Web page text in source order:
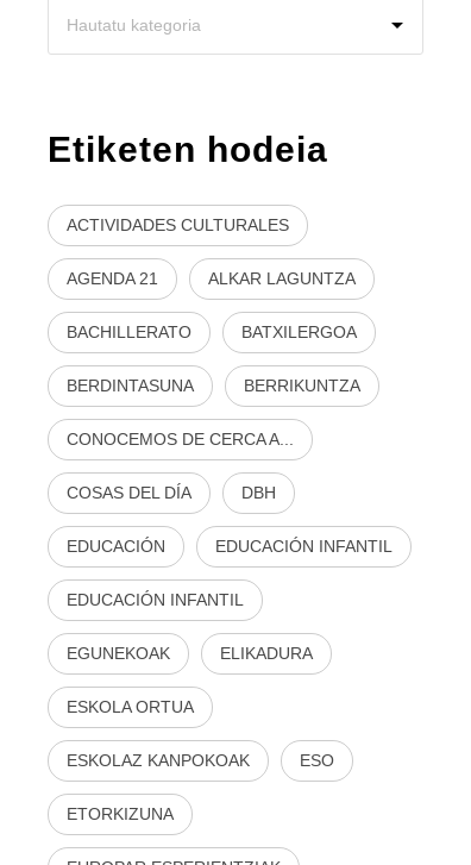
Etiketen hodeia
ACTIVIDADES CULTURALES
AGENDA 21 ALKAR LAGUNTZA
BACHILLERATO BATXILERGOA
BERDINTASUNA BERRIKUNTZA
CONOCEMOS DE CERCA A...
COSAS DEL DÍA DBH
EDUCACIÓN EDUCACIÓN INFANTIL
EDUCACIÓN INFANTIL
EGUNEKOAK ELIKADURA
ESKOLA ORTUA
ESKOLAZ KANPOKOAK ESO
ETORKIZUNA